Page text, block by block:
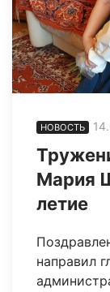
НОВОСТЬ
Мария
летие
направил